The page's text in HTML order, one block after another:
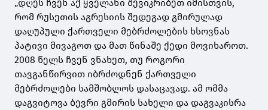
„დღეს ჩვენ აქ ყველანი შევიკრიბეთ იმისთვის,
რომ რუსეთის აგრესიის შედეგად გმირულად
დაღუპული ქართველი მებრძოლების ხსოვნას
პატივი მივაგოთ და მათ წინაშე ქედი მოვიხაროთ.
2008 წელს ჩვენ ვნახეთ, თუ როგორი
თავგანწირვით იბრძოდნენ ქართველი
მებრძოლები სამშობლოს დასაცავად. ამ ომმა
დაგვიტოვა ბევრი გმირის სახელი და დაგვაკისრა